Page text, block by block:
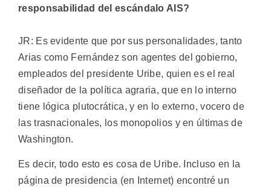
responsabilidad del escándalo AIS?
JR: Es evidente que por sus personalidades, tanto
Arias como Fernández son agentes del gobierno,
empleados del presidente Uribe, quien es el real
diseñador de la política agraria, que en lo interno
tiene lógica plutocrática, y en lo externo, vocero de
las trasnacionales, los monopolios y en últimas de
Washington.
Es decir, todo esto es cosa de Uribe. Incluso en la
página de presidencia (en Internet) encontré un